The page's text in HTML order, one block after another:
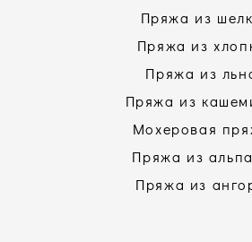
Пряжа из
Пряжа из
Пряжа из
Пряжа из
Мохеровая
Пряжа из
Пряжа из